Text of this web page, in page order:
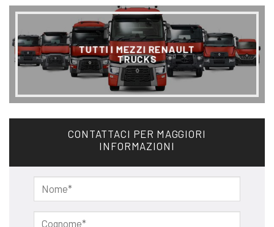
TUTTI I MEZZI RENAULT
TRUCKS
CONTATTACI PER MAGGIORI
INFORMAZIONI